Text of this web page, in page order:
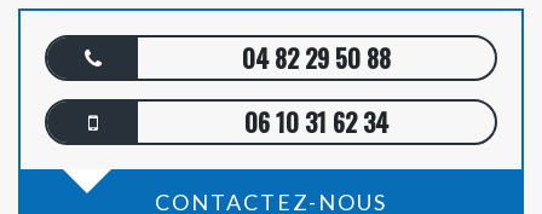
04 82 29 50 88
06 10 31 62 34
CONTACTEZ-NOUS